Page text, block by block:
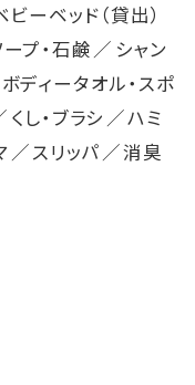
ビーベッド（貸出）
プ・石鹸
シャン
ボディータオル・スポ
くし・ブラシ
ハミ
スリッパ
消臭